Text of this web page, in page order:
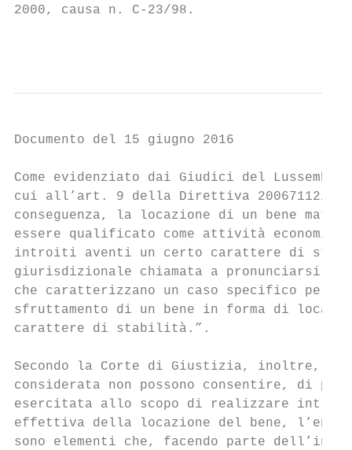
2000, causa n. C-23/98.
Documento del 15 giugno 2016
Come evidenziato dai Giudici del
cui all’art. 9 della Direttiva 20067112/
conseguenza, la locazione di un bene
essere qualificato come attività
introiti aventi un certo carattere di
giurisdizionale chiamata a pronunciarsi
che caratterizzano un caso specifico
sfruttamento di un bene in forma di
carattere di stabilità.”.
Secondo la Corte di Giustizia, inoltre,
considerata non possono consentire, di
esercitata allo scopo di realizzare
effettiva della locazione del bene,
sono elementi che, facendo parte